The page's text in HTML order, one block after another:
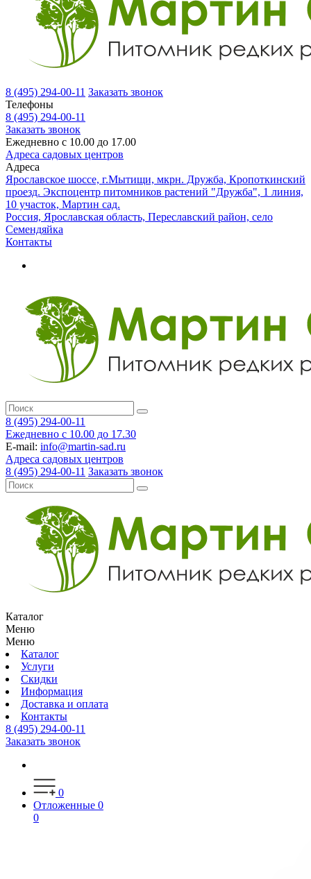
8 (495) 294-00-11 Заказать звонок
Телефоны
8 (495) 294-00-11
Заказать звонок
Ежедневно с 10.00 до 17.00
Адреса садовых центров
Адреса
Ярославское шоссе, г.Мытищи, мкрн. Дружба, Кропоткинский
проезд. Экспоцентр питомников растений "Дружба", 1 линия,
10 участок, Мартин сад.
Россия, Ярославская область, Переславский район, село
Семендяйка
Контакты
8 (495) 294-00-11
Ежедневно с 10.00 до 17.30
E-mail: info@martin-sad.ru
Адреса садовых центров
8 (495) 294-00-11 Заказать звонок
Каталог
Меню
Меню
Каталог
Услуги
Скидки
Информация
Доставка и оплата
Контакты
8 (495) 294-00-11
Заказать звонок
0
Отложенные 0
0